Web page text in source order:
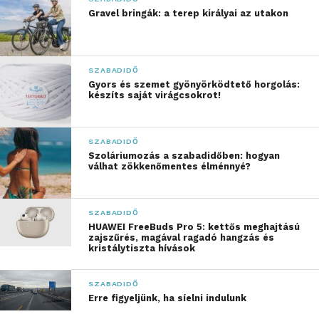
tű mozgását és mennyire hajlamosak
összegubancolódni. Az adott fonal szorosabb
szövése révén a szálak pontosan az elképzelt formát
veszik fel, így a figurák szó szerint életre kelnek a
kezeid között.
Különleges alkotások,
különleges élmények
Gondolkodtál már rajta, mennyire fontos, hogy
milyen típusú fonalat használsz? Az egyszerű válasz:
nagyon is! Például egy 20 cm magas dinó
elkészítése, amely kifejezetten a kicsik számára
készült, lehetőséget ad arra is, hogy saját
amigurumi figura nemcsak a gyerekeket, de a
felnőtteket is magával ragadhatja.
Gravel bringák: a terep királyai az utakon
SZABADIDŐ
Gyors és szemet gyönyörködtető horgolás:
készíts saját virágcsokrot!
SZABADIDŐ
Szoláriumozás a szabadidőben: hogyan
válhat zökkenőmentes élménnyé?
SZABADIDŐ
HUAWEI FreeBuds Pro 5: kettős meghajtású
zajszűrés, magával ragadó hangzás és
kristálytiszta hívások
SZABADIDŐ
Erre figyeljünk, ha síelni indulunk